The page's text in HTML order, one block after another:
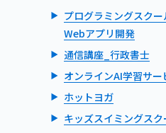
プログラミングスク
Webアプリ開発
通信講座_行政書士
オンラインAI学習サー
ホットヨガ
キッズスイミングス